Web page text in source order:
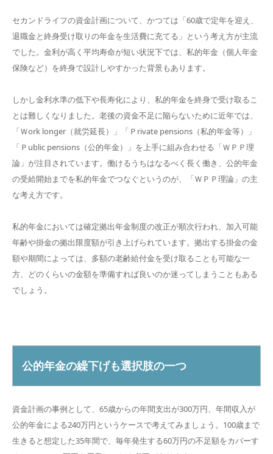
セカンドライフの資金計画について、かつては「60歳で定年を迎え、
退職金と終身受け取りの年金を生活費に充てる」という考え方が主流
でした。金利が高く平均寿命が短い状況下では、私的年金（個人年金
保険など）を終身で設計しやすかった背景もあります。
しかし金利水準の低下や長寿化により、私的年金を終身で受け取るこ
とは難しくなりました。老後の資金不足に陥らないために近年では、
「Ｗork longer（就労延長）」「Ｐrivate pensions（私的年金等）」
「Ｐublic pensions（公的年金）」を上手に組み合わせる「ＷＰＰ理
論」が注目されています。働けるうちはなるべく長く働き、公的年金
の受給開始までを私的年金でつなぐというのが、「ＷＰＰ理論」の主
な考え方です。
私的年金においては確定拠出年金制度の改正が順次行われ、加入可能
年齢や掛金の拠出限度額が引き上げられています。拠出する掛金の金
額や期間によっては、多額の老齢給付金を受け取ることも可能な一
方、どのくらいの金額を準備すれば良いのか迷ってしまうこともある
でしょう。
公的年金の繰下げも選択肢の一つ
資金計画の事例として、65歳からの年間支出が300万円、年間収入が
公的年金による240万円というケースで考えてみましょう。100歳まで
生きると想定した35年間で、毎年発生する60万円の不足額をカバーす